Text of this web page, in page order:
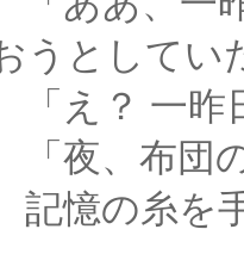
うとしてい
日の･･･
団の中
繰り寄